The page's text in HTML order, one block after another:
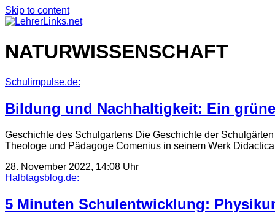
Skip to content
NATURWISSENSCHAFT
Schulimpulse.de:
Bildung und Nachhaltigkeit: Ein
Geschichte des Schulgartens Die Geschichte der
Theologe und Pädagoge Comenius in seinem Werk
28. November 2022, 14:08 Uhr
Halbtagsblog.de:
5 Minuten Schulentwicklung: